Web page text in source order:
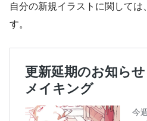
自分の新規イラストに関しては
す。